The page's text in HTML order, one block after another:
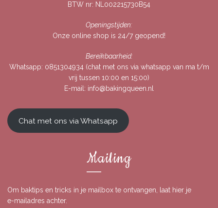
BTW nr: NL002215730B54
Openingstijden:
Onze online shop is 24/7 geopend!
Bereikbaarheid:
Whatsapp: 0851304934(chat met ons via whatsapp van ma t/m
vrij tussen 10:00 en 15:00)
E-mail: info@bakingqueen.nl
Chat met ons via Whatsapp
Mailing
Om baktips en tricks in je mailbox te ontvangen, laat hier je
e-mailadres achter.